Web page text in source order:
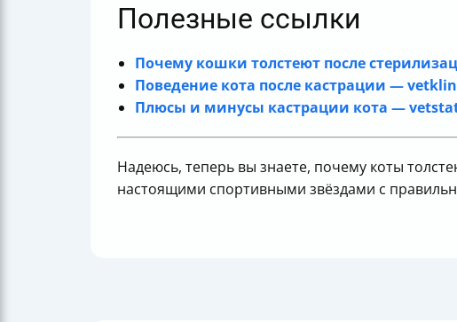
Полезные ссылки
Почему кошки толстеют после
Поведение кота после кастрации —
Плюсы и минусы кастрации кота —
Надеюсь, теперь вы знаете, почему коты
настоящими спортивными звёздами с